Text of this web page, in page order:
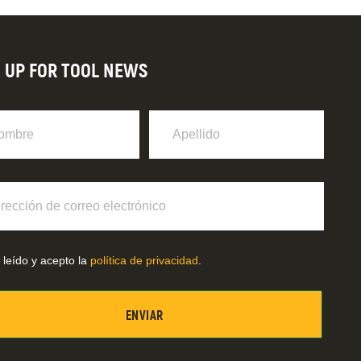
UP FOR TOOL NEWS
leído y acepto la política de privacidad.